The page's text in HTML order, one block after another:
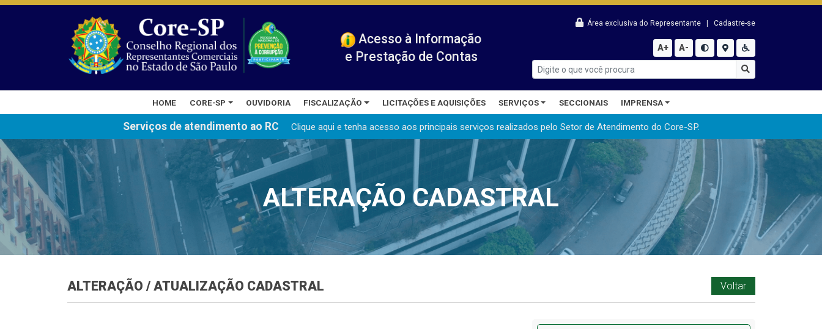
Acesso à Informação
e Prestação de Contas
Área exclusiva do Representante Cadastre-se
A+ A-
HOME CORE-SP OUVIDORIA FISCALIZAÇÃO LICITAÇÕES E AQUISIÇÕES SERVIÇOS SECCIONAIS IMPRENSA
Serviços de atendimento ao RC Clique aqui e tenha acesso aos principais serviços realizados pelo Setor de Atendimento do Core-SP.
ALTERAÇÃO CADASTRAL
ALTERAÇÃO / ATUALIZAÇÃO CADASTRAL Voltar